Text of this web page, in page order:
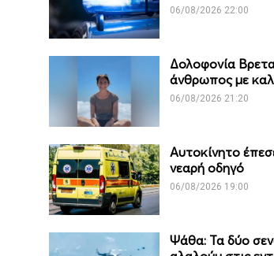
06/08/2026 22:00
Δολοφονία
άνθρωπος με
06/08/2026 21:20
Αυτοκίνητο
νεαρή οδηγό
06/08/2026 19:00
Ψάθα: Τα δύο